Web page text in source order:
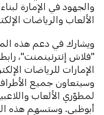
والجهود في الإمارة
الألعاب والرياضات
ويشارك في دعم هذه
"فلاش إنترنينمنت"،
الإمارات للرياضات
وسيتعاون جميع
لمطوّري الألعاب
أبوظبي. وستسهم هذه